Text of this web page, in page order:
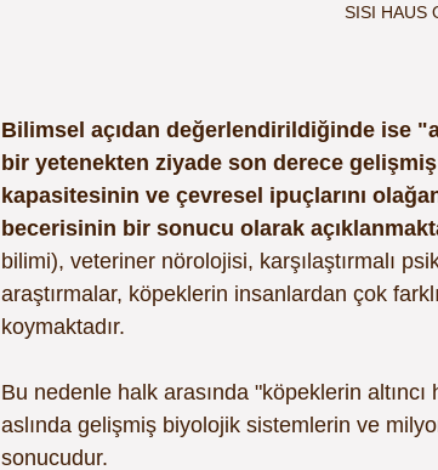
SISI HAUS
Bilimsel açıdan değerlendirildiğinde ise
bir yetenekten ziyade son derece
kapasitesinin ve çevresel ipuçlarını
becerisinin bir sonucu olarak
bilimi), veteriner nörolojisi, karşılaştırmalı
araştırmalar, köpeklerin insanlardan çok
koymaktadır.
Bu nedenle halk arasında "köpeklerin
aslında gelişmiş biyolojik sistemlerin ve
sonucudur.